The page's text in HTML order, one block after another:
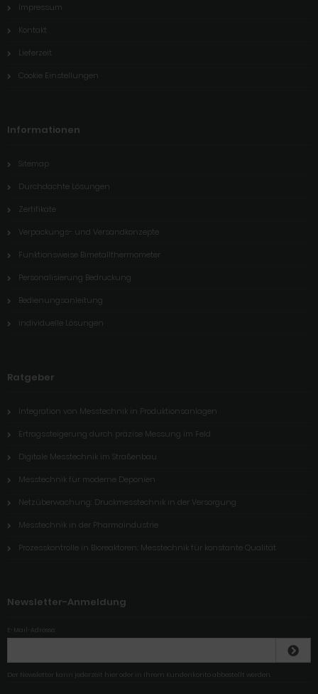
Impressum
Kontakt
Lieferzeit
Cookie Einstellungen
Informationen
Sitemap
Durchdachte Lösungen
Zertifikate
Verpackungs- und Versandkonzepte
Funktionsweise Bimetallthermometer
Personalisierung Bedruckung
Bedienungsanleitung
individuelle Lösungen
Ratgeber
Integration von Messtechnik in Produktionsanlagen
Ertragssteigerung durch präzise Messung im Feld
Digitale Messtechnik im Straßenbau
Messtechnik für moderne Deponien
Netzüberwachung: Druckmesstechnik in der Versorgung
Messtechnik in der Pharmaindustrie
Prozesskontrolle in Bioreaktoren: Messtechnik für konstante Qualität
Newsletter-Anmeldung
E-Mail-Adresse:
Der Newsletter kann jederzeit hier oder in Ihrem Kundenkonto abbestellt werden.